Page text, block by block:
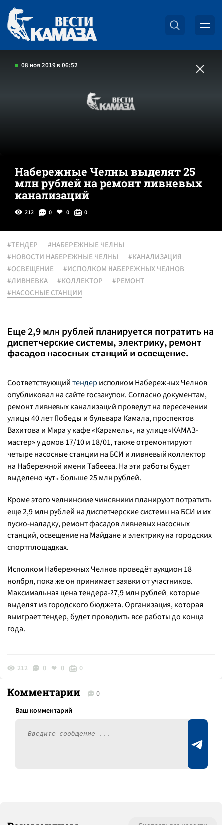
08 ноя 2019 в 06:52
Набережные Челны выделят 25
млн рублей на ремонт ливневых
канализаций
212 0 0 0
#ТЕНДЕР
#НАБЕРЕЖНЫЕ ЧЕЛНЫ
#НОВОСТИ НАБЕРЕЖНЫЕ ЧЕЛНЫ
#КАНАЛИЗАЦИЯ
#ОСВЕЩЕНИЕ
#ИСПОЛКОМ НАБЕРЕЖНЫХ ЧЕЛНОВ
#ЛИВНЕВКА
#КОЛЛЕКТОР
#РЕМОНТ
#НАСОСНЫЕ СТАНЦИИ
Еще 2,9 млн рублей планируется потратить на
диспетчерские системы, электрику, ремонт
фасадов насосных станций и освещение.
Соответствующийтендер исполком Набережных Челнов
опубликовал на сайте госзакупок. Согласно документам,
ремонт ливневых канализаций проведут на пересечении
улицы 40 лет Победы и бульвара Камала, проспектов
Вахитова и Мира у кафе «Карамель», на улице «КАМАЗ-
мастер» у домов 17/10 и 18/01, также отремонтируют
четыре насосные станции на БСИ и ливневый коллектор
на Набережной имени Табеева. На эти работы будет
выделено чуть больше 25 млн рублей.
Кроме этого челнинские чиновники планируют потратить
еще 2,9 млн рублей на диспетчерские системы на БСИ и их
пуско-наладку, ремонт фасадов ливневых насосных
станций, освещение на Майдане и электрику на городских
спортплощадках.
Исполком Набережных Челнов проведёт аукцион 18
ноября, пока же он принимает заявки от участников.
Максимальная цена тендера-27,9 млн рублей, которые
выделят из городского бюджета. Организация, которая
выиграет тендер, будет проводить все работы до конца
года.
212 0 0 0
Комментарии 0